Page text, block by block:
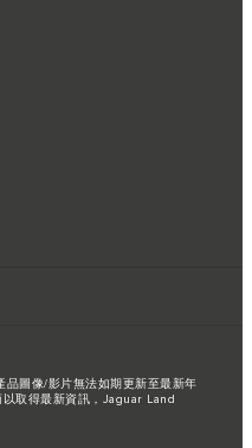
圖像/影片無法如期更新至最新年
取得最新資訊，Jaguar Land